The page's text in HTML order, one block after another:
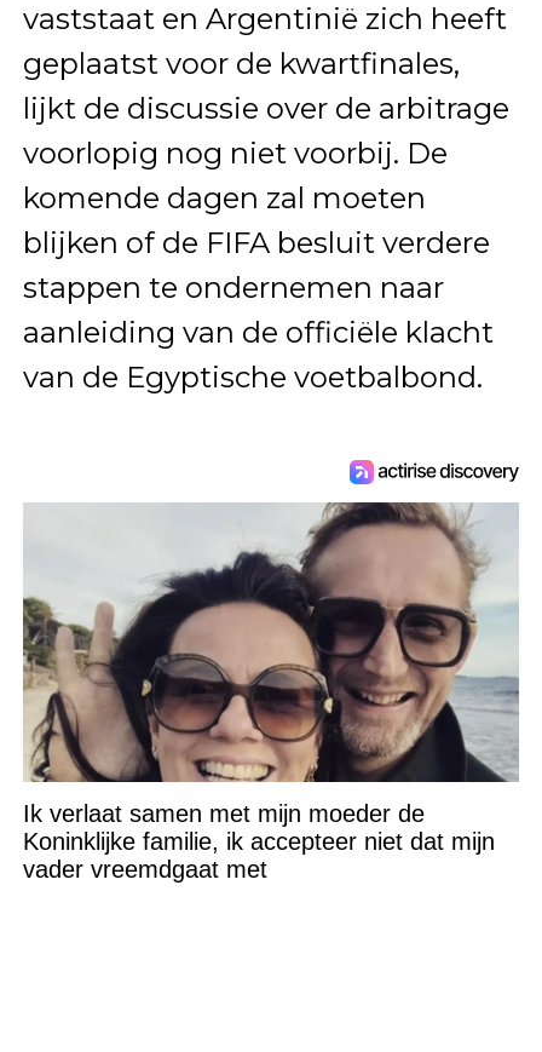
vaststaat en Argentinië zich heeft
geplaatst voor de kwartfinales,
lijkt de discussie over de arbitrage
voorlopig nog niet voorbij. De
komende dagen zal moeten
blijken of de FIFA besluit verdere
stappen te ondernemen naar
aanleiding van de officiële klacht
van de Egyptische voetbalbond.
Ik verlaat samen met mijn moeder de
Koninklijke familie, ik accepteer niet dat mijn
vader vreemdgaat met